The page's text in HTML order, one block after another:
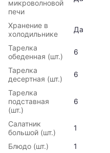
микроволновой
печи
Хранение в
холодильнике
Да
Тарелка
обеденная (шт.)
6
Тарелка
десертная (шт.)
6
Тарелка
подставная
(шт.)
6
Салатник
большой (шт.)
1
Блюдо (шт.)
1